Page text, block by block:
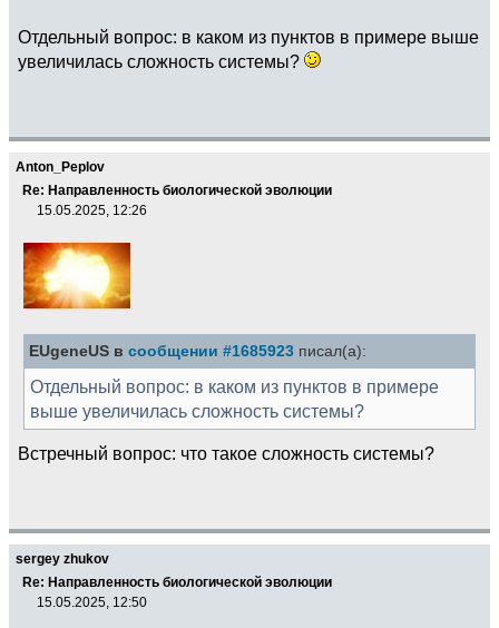
Отдельный вопрос: в каком из пунктов в примере выше
увеличилась сложность системы?
Anton_Peplov
Re: Направленность биологической эволюции
15.05.2025, 12:26
EUgeneUS в сообщении #1685923 писал(а):
Отдельный вопрос: в каком из пунктов в примере
выше увеличилась сложность системы?
Встречный вопрос: что такое сложность системы?
sergey zhukov
Re: Направленность биологической эволюции
15.05.2025, 12:50